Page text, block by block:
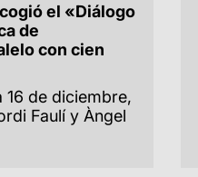
el «Diálogo
de
con cien
16 de diciembre,
Faulí y Àngel